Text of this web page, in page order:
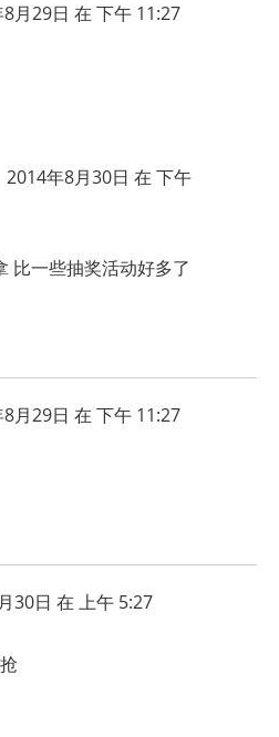
月29日 在 下午 11:27
2014年8月30日 在 下午
比一些抽奖活动好多了
月29日 在 下午 11:27
30日 在 上午 5:27